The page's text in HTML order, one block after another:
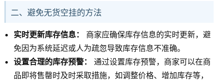
二、避免无货空挂的方法
实时更新库存信息：
商家应确保库存信息的实时更新，避
免因为系统延迟或人为疏忽导致库存信息不准确。
设置合理的库存预警：
通过设置库存预警，商家可以在商
品即将售罄时及时采取措施，如调整价格、增加库存等，